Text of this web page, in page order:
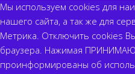
Мы используем cookies для
нашего сайта, а так же для
Метрика. Отключить cookies
браузера. Нажимая
проинформированы об